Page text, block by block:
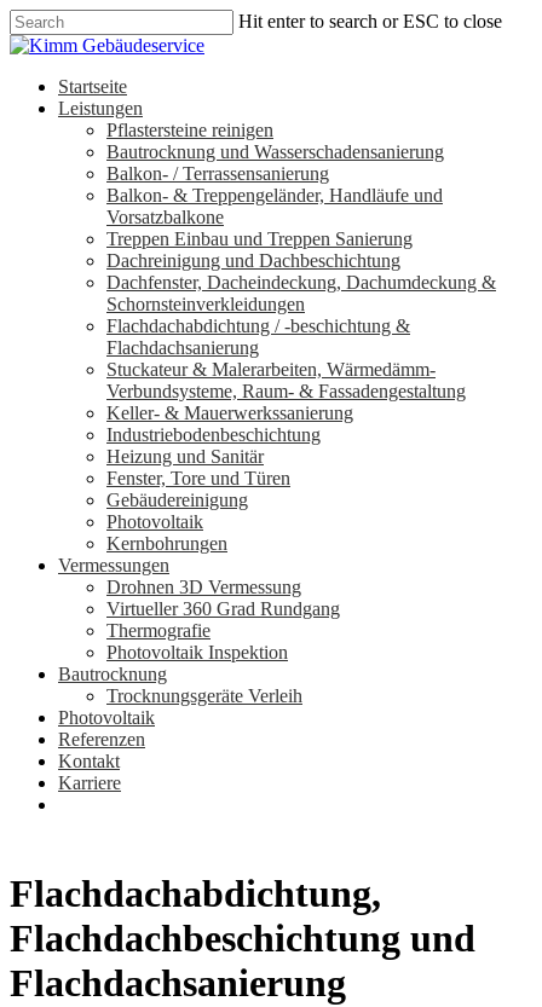
Hit enter to search or ESC to close
Startseite
Leistungen
Pflastersteine reinigen
Bautrocknung und Wasserschadensanierung
Balkon- / Terrassensanierung
Balkon- & Treppengeländer, Handläufe und
Vorsatzbalkone
Treppen Einbau und Treppen Sanierung
Dachreinigung und Dachbeschichtung
Dachfenster, Dacheindeckung, Dachumdeckung &
Schornsteinverkleidungen
Flachdachabdichtung / -beschichtung &
Flachdachsanierung
Stuckateur & Malerarbeiten, Wärmedämm-
Verbundsysteme, Raum- & Fassadengestaltung
Keller- & Mauerwerkssanierung
Industriebodenbeschichtung
Heizung und Sanitär
Fenster, Tore und Türen
Gebäudereinigung
Photovoltaik
Kernbohrungen
Vermessungen
Drohnen 3D Vermessung
Virtueller 360 Grad Rundgang
Thermografie
Photovoltaik Inspektion
Bautrocknung
Trocknungsgeräte Verleih
Photovoltaik
Referenzen
Kontakt
Karriere
Flachdachabdichtung,
Flachdachbeschichtung und
Flachdachsanierung